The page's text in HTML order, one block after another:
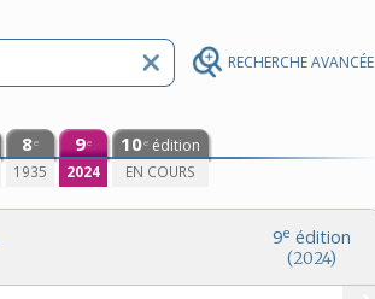
RECHERCHE AVANCÉE
8e
1935
9e
2024
10e édition
EN COURS
9e édition
(2024)